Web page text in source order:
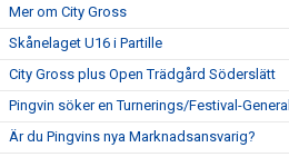
Mer om City Gross
Skånelaget U16 i Partille
City Gross plus Open Trädgård Söderslätt
Pingvin söker en Turnerings/Festival-General
Är du Pingvins nya Marknadsansvarig?